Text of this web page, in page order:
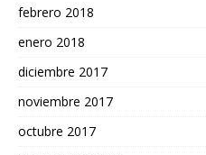
febrero 2018
enero 2018
diciembre 2017
noviembre 2017
octubre 2017